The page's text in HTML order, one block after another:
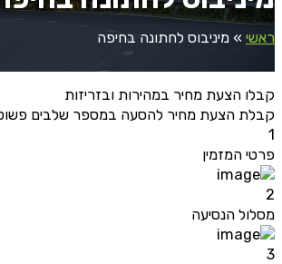
ראשי » מיניבוס לחתונה בחיפה
קבלו הצעת מחיר במהירות ובזריזות
קבלת הצעת מחיר להסעה במספר שלבים
1
פרטי המזמין
2
מסלול הנסיעה
3